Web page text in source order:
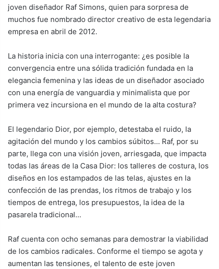
joven diseñador Raf Simons, quien para sorpresa de
muchos fue nombrado director creativo de esta legendaria
empresa en abril de 2012.
La historia inicia con una interrogante: ¿es posible la
convergencia entre una sólida tradición fundada en la
elegancia femenina y las ideas de un diseñador asociado
con una energía de vanguardia y minimalista que por
primera vez incursiona en el mundo de la alta costura?
El legendario Dior, por ejemplo, detestaba el ruido, la
agitación del mundo y los cambios súbitos… Raf, por su
parte, llega con una visión joven, arriesgada, que impacta
todas las áreas de la Casa Dior: los talleres de costura, los
diseños en los estampados de las telas, ajustes en la
confección de las prendas, los ritmos de trabajo y los
tiempos de entrega, los presupuestos, la idea de la
pasarela tradicional…
Raf cuenta con ocho semanas para demostrar la viabilidad
de los cambios radicales. Conforme el tiempo se agota y
aumentan las tensiones, el talento de este joven